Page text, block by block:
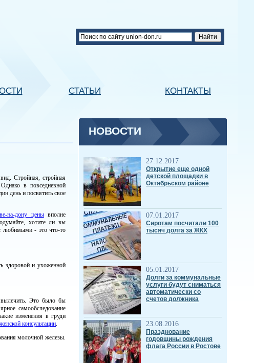
СТАТЬИ КОНТАКТЫ
Стройная, стройная
в повседневной
день и посвятить свое
на-дону ценывполне
хотите ли вы
любимыми - это что-то
здоровой и ухоженной
вылечить. Это было бы
самообследование
изменения в груди
консультации.
молочной железы.
НОВОСТИ
27.12.2017
Открытие еще одной
детской площадки в
Октябрьском районе
07.01.2017
Сиротам посчитали 100
тысяч долга за ЖКХ
05.01.2017
Долги за коммунальные
услуги будут сниматься
автоматически со
счетов должника
23.08.2016
Празднование
годовщины рождения
флага России в Ростове